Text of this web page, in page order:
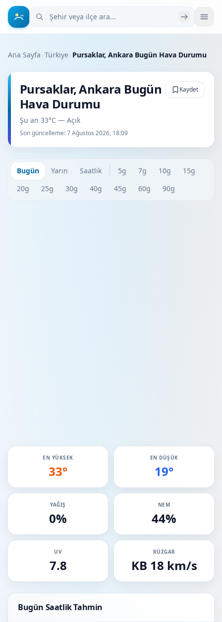
Şehir veya ilçe ara
Ana Sayfa ›Türkiye› Pursaklar, Ankara Bugün Hava Durumu
Pursaklar, Ankara Bugün
Hava Durumu
Şu an 33°C — Açık
Son güncelleme:7 Ağustos 2026, 18:09
Kaydet
Bugün Yarın Saatlik 5g 7g 10g
15g
20g
25g 30g 40g 45g 60g 90g
EN YÜKSEK
33°
EN DÜŞÜK
19°
YAĞIŞ
0%
NEM
44%
UV
7.8
RÜZGAR
KB 18 km/s
Bugün Saatlik Tahmin